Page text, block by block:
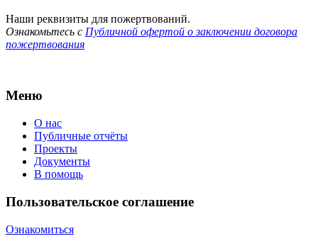
Наши реквизиты для пожертвований.
Ознакомьтесь с Публичной офертой о заключении договора
пожертвования
Меню
О нас
Публичные отчёты
Проекты
Документы
В помощь
Пользовательское соглашение
Ознакомиться